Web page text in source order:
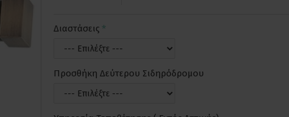
Διαστάσεις
Προσθήκη Δεύτερου Σιδηρόδρομου